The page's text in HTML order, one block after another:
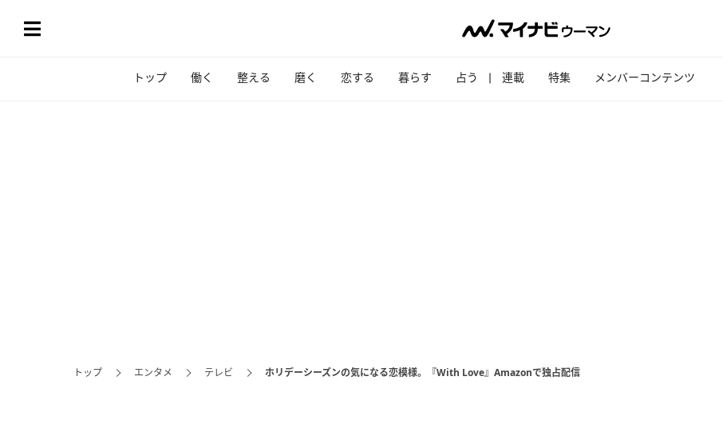
トップ 働く 整える 磨く 恋する 暮らす 占う 連載 特集 メンバーコンテンツ
トップ エンタメ テレビ ホリデーシーズンの気になる恋模様。『With Love』Amazonで独占配信